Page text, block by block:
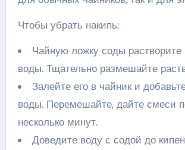
Чтобы убрать накипь:
Чайную ложку соды
воды. Тщательно размешайте
Залейте его в чайник и
воды. Перемешайте, дайте смеси
несколько минут.
Доведите воду с содой до